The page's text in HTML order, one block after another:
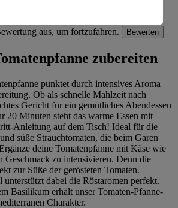
aus, um fortzufahren.
Bewerten
zubereiten
punktet durch intensives Aroma
Ob als schnelle Mahlzeit nach
Gericht für ein gemütliches Abendessen
20 Minuten steht das warme Essen mit
Anleitung auf dem Tisch! Ideal für die
süße Strauchtomaten, die beim Garen
deine Tomatenpfanne mit Käse wie
Geschmack zu intensivieren. Denn die
zur Süße der gerösteten Tomaten.
dabei die Röstaromen perfekt.
Basilikum erhält unser Tomaten-Pfanne-
Charakter.
Herausgeber der Seite findest du